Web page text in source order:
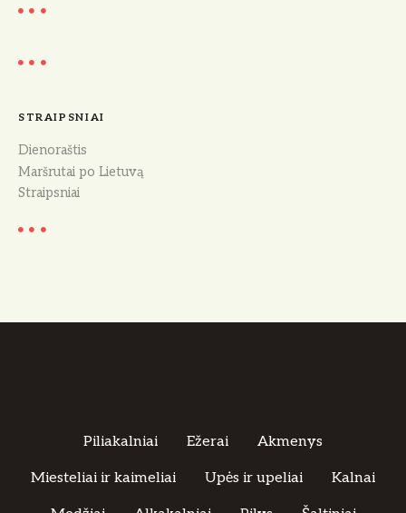
STRAIPSNIAI
Dienoraštis
Maršrutai po Lietuvą
Straipsniai
Piliakalniai Ežerai Akmenys
Miesteliai ir kaimeliai Upės ir upeliai Kalnai